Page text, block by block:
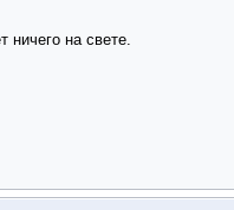
ничего на свете.